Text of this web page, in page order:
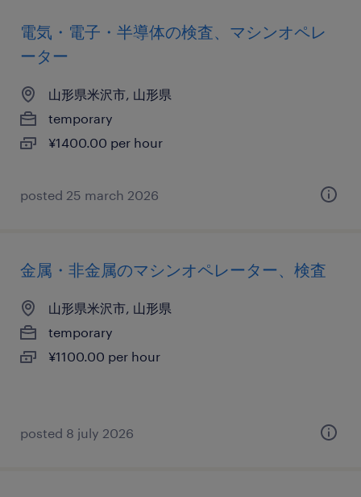
電気・電子・半導体の検査、マシンオペレ
ーター
山形県米沢市, 山形県
temporary
¥1400.00 per hour
posted 25 march 2026
金属・非金属のマシンオペレーター、検査
山形県米沢市, 山形県
temporary
¥1100.00 per hour
posted 8 july 2026